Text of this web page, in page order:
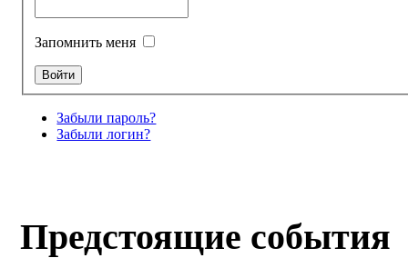
Запомнить меня
Забыли пароль?
Забыли логин?
Предстоящие события